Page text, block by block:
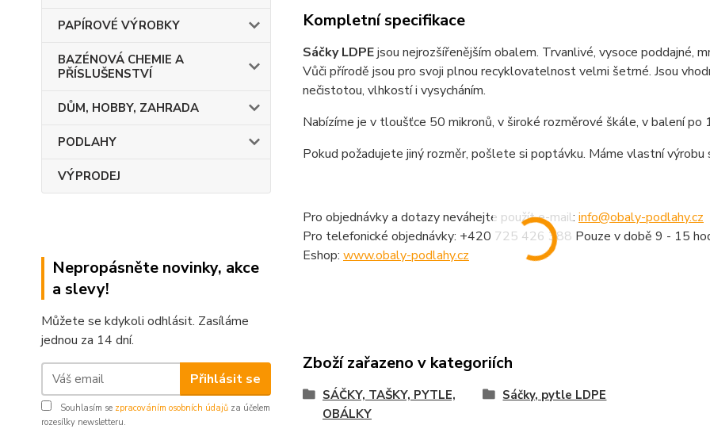
PAPÍROVÉ VÝROBKY
BAZÉNOVÁ CHEMIE A
PŘÍSLUŠENSTVÍ
DŮM, HOBBY, ZAHRADA
PODLAHY
VÝPRODEJ
Nepropásněte novinky, akce
a slevy!
Můžete se kdykoli odhlásit. Zasíláme
jednou za 14 dní.
Přihlásit se
Souhlasím se zpracováním osobních údajů za účelem
rozesílky newsletteru.
Kompletní specifikace
Sáčky LDPEjsou nejrozšířenějším obalem. Trvanlivé, vysoce poddajné,
Vůči přírodě jsou pro svoji plnou recyklovatelnost velmi šetrné. Jsou
nečistotou, vlhkostí i vysycháním.
Nabízíme je v tloušťce 50 mikronů, v široké rozměrové škále, v balení po
Pokud požadujete jiný rozměr, pošlete si poptávku. Máme vlastní výrobu
Pro objednávky a dotazy neváhejte použít e-mail: info@obaly-podlahy.cz
Pro telefonické objednávky: +420 725 426 388 Pouze v době 9 - 15
Eshop: www.obaly-podlahy.cz
Zboží zařazeno v kategoriích
SÁČKY, TAŠKY, PYTLE,
OBÁLKY
Sáčky, pytle LDPE